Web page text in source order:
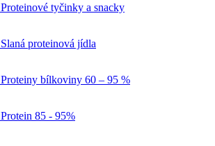
Proteinové tyčinky a snacky
Slaná proteinová jídla
Proteiny bílkoviny 60 – 95 %
Protein 85 - 95%